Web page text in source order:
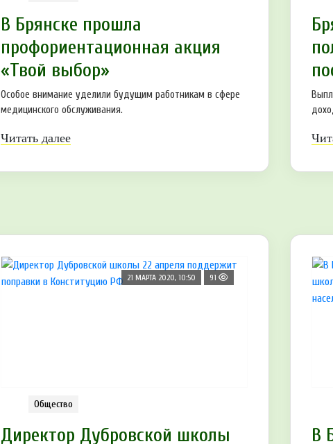
В Брянске прошла
профориентационная акция
«Твой выбор»
Особое внимание уделили будущим работникам в сфере
медицинского обслуживания.
Читать далее
21 МАРТА 2020, 10:50 91
Общество
Директор Дубровской школы
В